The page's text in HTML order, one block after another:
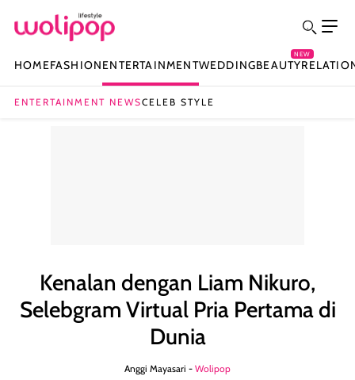
HOMEFASHIONENTERTAINMENTWEDDINGBEAUTY
NEW
ENTERTAINMENT NEWSCELEB STYLE
Kenalan dengan Liam Nikuro,
Selebgram Virtual Pria Pertama di
Dunia
Anggi Mayasari - Wolipop